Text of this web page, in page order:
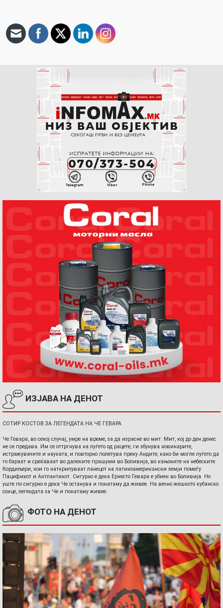
ИЗЈАВА НА ДЕНОТ
СОТИР КОСТОВ ЗА ЛЕГЕНДАТА НА ЧЕ ГЕВАРА
Че Гевара, во секој случај, умре на време, за да израсне во мит. Мит, кој до ден денес
не се предава. Им се оттргнува на луѓето од рацете, ги збунува новинарите,
истражувачите и науката, и повторно полетува преку Андите, како би могле луѓето да
го бараат и среќаваат во далеките прашуми во Боливија, во кањоните на небеските
Кордиљери, кои го наткрилуваат ланецот на латиноамерикански земји помеѓу
Пацификот и Антлантикот. Сигурно е дека Ернесто Гевара е убиен во Боливија. Но
уште по сигурно е дека Че останува и понатаму да живее. На вечно жешкото кубанско
сонце, легендата за Че и понатаму живее.
ФОТО НА ДЕНОТ